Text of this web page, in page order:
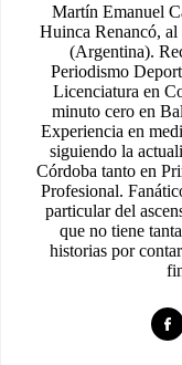
Martín Emanuel
Huinca Renancó,
(Argentina).
Periodismo
Licenciatura en
minuto cero en
Experiencia en
siguiendo la
Córdoba tanto en
Profesional.
particular del
que no tiene
historias por